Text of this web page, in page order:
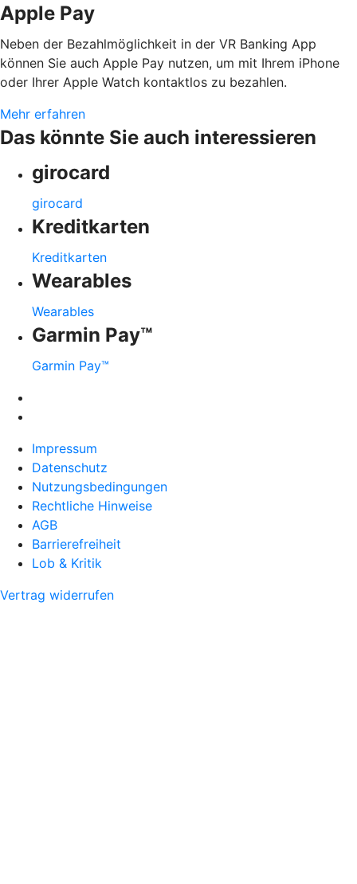
Apple Pay
Neben der Bezahlmöglichkeit in der VR Banking App
können Sie auch Apple Pay nutzen, um mit Ihrem iPhone
oder Ihrer Apple Watch kontaktlos zu bezahlen.
Mehr erfahren
Das könnte Sie auch interessieren
girocard
girocard
Kreditkarten
Kreditkarten
Wearables
Wearables
Garmin Pay™
Garmin Pay™
Impressum
Datenschutz
Nutzungsbedingungen
Rechtliche Hinweise
AGB
Barrierefreiheit
Lob & Kritik
Vertrag widerrufen